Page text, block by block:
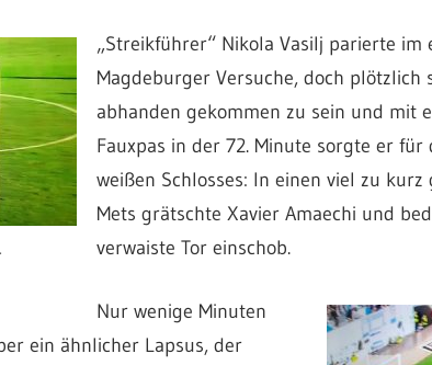
„Streikführer“ Nikola Vasilj parierte
Magdeburger Versuche, doch plötzlich
abhanden gekommen zu sein und mit
Fauxpas in der 72. Minute sorgte er
weißen Schlosses: In einen viel zu kurz
Mets grätschte Xavier Amaechi und
verwaiste Tor einschob.
Nur wenige Minuten
ein ähnlicher Lapsus, der